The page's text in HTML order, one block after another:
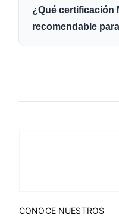
¿Qué certificación
recomendable
CONOCE NUESTROS